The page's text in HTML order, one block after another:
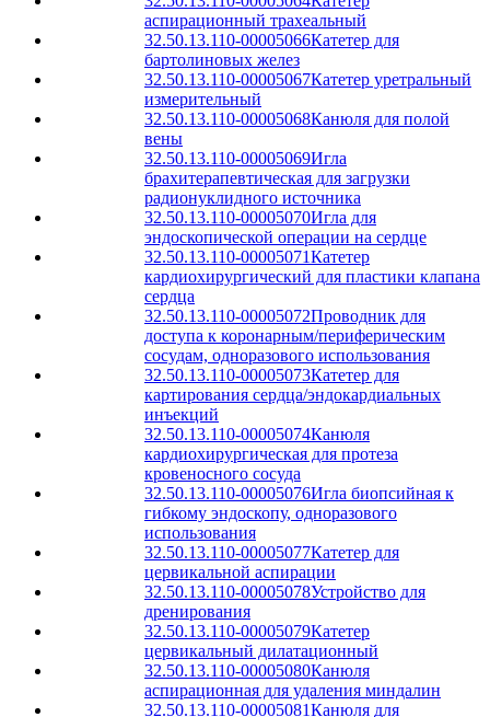
аспирационный трахеальный
32.50.13.110-00005066Катетер для
бартолиновых желез
32.50.13.110-00005067Катетер уретральный
измерительный
32.50.13.110-00005068Канюля для полой
вены
32.50.13.110-00005069Игла
брахитерапевтическая для загрузки
радионуклидного источника
32.50.13.110-00005070Игла для
эндоскопической операции на сердце
32.50.13.110-00005071Катетер
кардиохирургический для пластики клапана
сердца
32.50.13.110-00005072Проводник для
доступа к коронарным/периферическим
сосудам, одноразового использования
32.50.13.110-00005073Катетер для
картирования сердца/эндокардиальных
инъекций
32.50.13.110-00005074Канюля
кардиохирургическая для протеза
кровеносного сосуда
32.50.13.110-00005076Игла биопсийная к
гибкому эндоскопу, одноразового
использования
32.50.13.110-00005077Катетер для
цервикальной аспирации
32.50.13.110-00005078Устройство для
дренирования
32.50.13.110-00005079Катетер
цервикальный дилатационный
32.50.13.110-00005080Канюля
аспирационная для удаления миндалин
32.50.13.110-00005081Канюля для